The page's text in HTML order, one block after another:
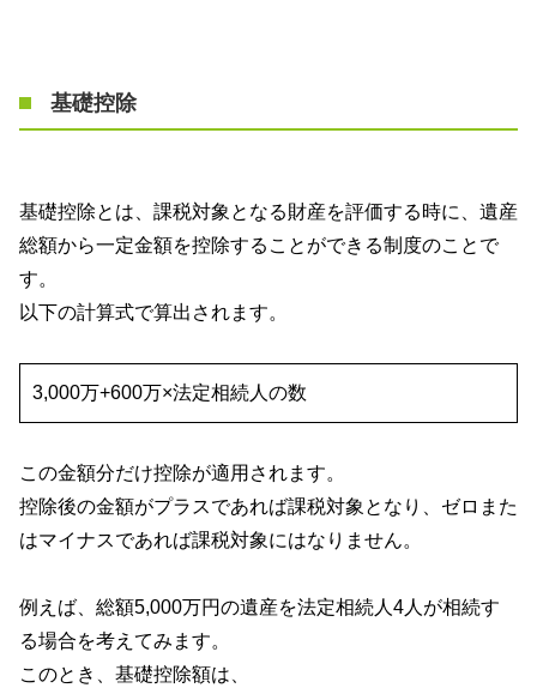
基礎控除
基礎控除とは、課税対象となる財産を評価する時に、遺産
総額から一定金額を控除することができる制度のことで
す。
以下の計算式で算出されます。
3,000万+600万×法定相続人の数
この金額分だけ控除が適用されます。
控除後の金額がプラスであれば課税対象となり、ゼロまた
はマイナスであれば課税対象にはなりません。
例えば、総額5,000万円の遺産を法定相続人4人が相続す
る場合を考えてみます。
このとき、基礎控除額は、